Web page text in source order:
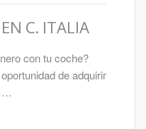
C. ITALIA
con tu coche?
de adquirir
…